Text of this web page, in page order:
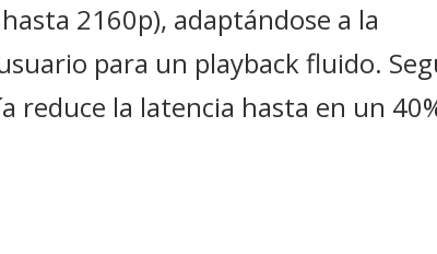
2160p), adaptándose a la
para un playback fluido.
reduce la latencia hasta en un